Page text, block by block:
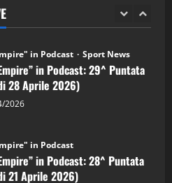
in Podcast
in Podcast: 28^ Puntata
21 Aprile 2026)
2026
in Podcast
in Podcast: 27^ Puntata
14 Aprile 2026)